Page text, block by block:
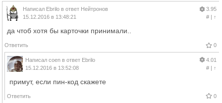
Написал Ebrilo в ответ Нейтронов
15.12.2016 в 13:48:21
3.95
#| ↑
да чтоб хотя бы карточки принимали..
Ответить 0
Написал coen в ответ Ebrilo
15.12.2016 в 13:52:08
4.01
#| ↑
примут, если пин-код скажете
Ответить 0